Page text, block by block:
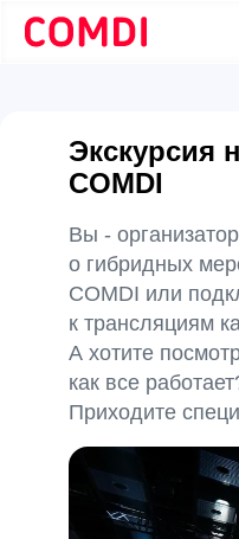
Экскурсия
COMDI
Вы -
о гибридных
COMDI или
к трансляциям
А хотите
как все
Приходите